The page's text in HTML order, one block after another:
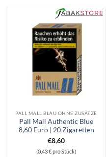
PALL MALL BLAU OHNE ZUSÄTZE
Pall Mall Authentic Blue
8,60 Euro | 20 Zigaretten
€8,60
(0,43 € pro Stück)